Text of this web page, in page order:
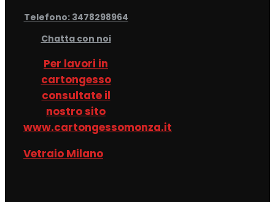
Telefono: 3478298964
Chatta con noi
Per lavori in
cartongesso
consultate il
nostro sito
www.cartongessomonza.it
Vetraio Milano